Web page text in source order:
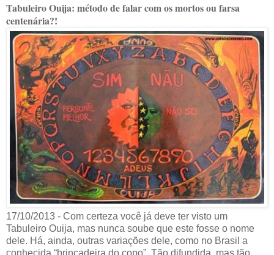
Tabuleiro Ouija: método de falar com os mortos ou farsa
centenária?!
17/10/2013 - Com certeza você já deve ter visto um
Tabuleiro Ouija, mas nunca soube que este fosse o nome
dele. Há, ainda, outras variações dele, como no Brasil a
conhecida “brincadeira do copo”. Tão difundida, mas tão